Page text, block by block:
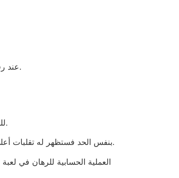
عند رفع الحد إلى 20 درهم، يصبح متوسط الخسارة لكل لاعب يساوي 18 درهم إذا لعبوا 12 جولةً، وهذا يفسر لماذا يختفي اللاعبون بعد أسبوعين.
وفي حين أن 888casino يبرز بحد 5 درهم، فإنه يضيف “VIP” للملصق التسويقي، كأنهم يعلنون عن هدايا مجانية بينما لا يَتوفر شيء غير ذلك.
اللاعب الذي يختار لعب Starburst بحد 5 دراهم سيواجه تقلبًا منخفضًا، أما إذا جرب Gonzo’s Quest بنفس الحد فستظهر له تقلبات أعلى، لكن لا يتغير أساس حساب العائد.